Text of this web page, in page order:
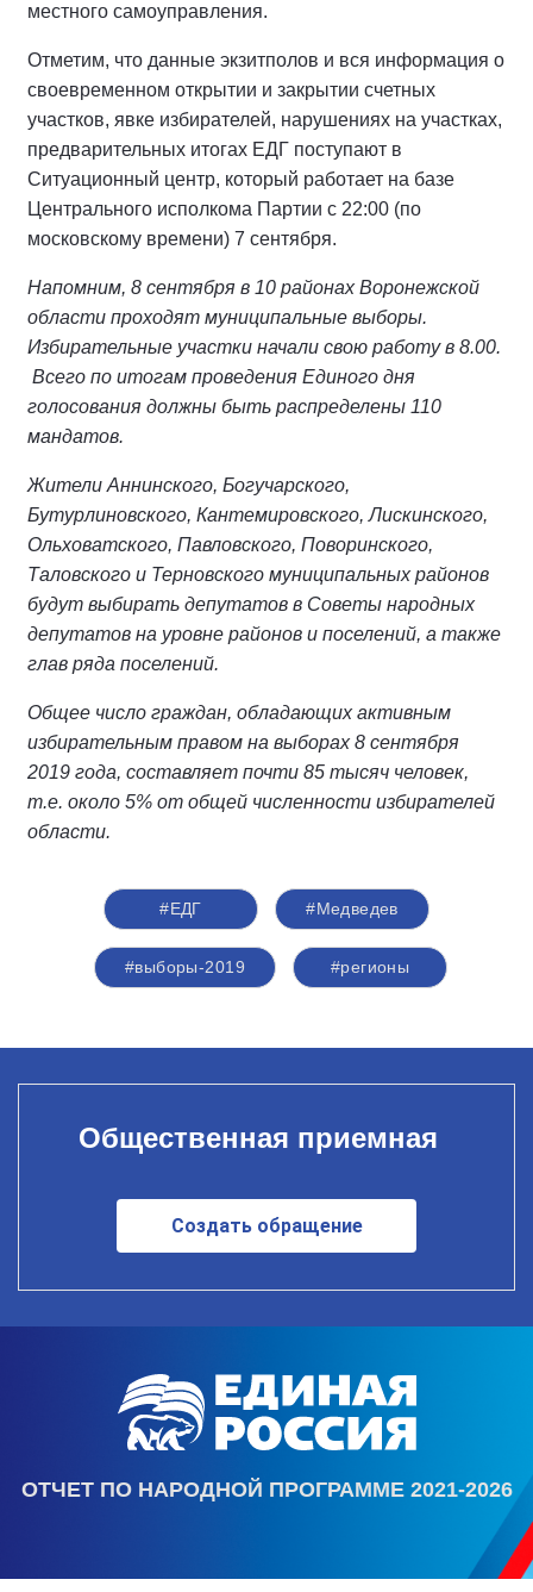
местного самоуправления.
Отметим, что данные экзитполов и вся информация о
своевременном открытии и закрытии счетных
участков, явке избирателей, нарушениях на участках,
предварительных итогах ЕДГ поступают в
Ситуационный центр, который работает на базе
Центрального исполкома Партии с 22:00 (по
московскому времени) 7 сентября.
Напомним, 8 сентября в 10 районах Воронежской
области проходят муниципальные выборы.
Избирательные участки начали свою работу в 8.00.
Всего по итогам проведения Единого дня
голосования должны быть распределены 110
мандатов.
Жители Аннинского, Богучарского,
Бутурлиновского, Кантемировского, Лискинского,
Ольховатского, Павловского, Поворинского,
Таловского и Терновского муниципальных районов
будут выбирать депутатов в Советы народных
депутатов на уровне районов и поселений, а также
глав ряда поселений.
Общее число граждан, обладающих активным
избирательным правом на выборах 8 сентября
2019 года, составляет почти 85 тысяч человек,
т.е. около 5% от общей численности избирателей
области.
#ЕДГ #Медведев
#выборы-2019 #регионы
Общественная приемная
Создать обращение
ОТЧЕТ ПО НАРОДНОЙ ПРОГРАММЕ 2021-2026